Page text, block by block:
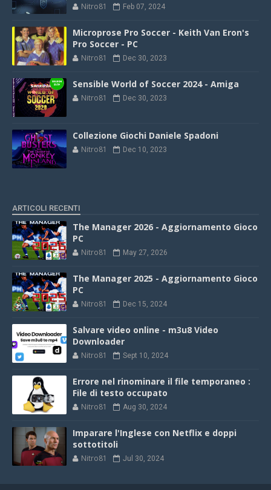
Nitro81 Feb 07, 2024
Microprose Pro Soccer - Keith Van Eron's
Pro Soccer - PC
Nitro81 Dec 30, 2023
Sensible World of Soccer 2024 - Amiga
Nitro81 Dec 30, 2023
Collezione Giochi Daniele Spadoni
Nitro81 Dec 10, 2023
ARTICOLI RECENTI
The Manager 2026 - Aggiornamento Gioco
PC
Nitro81 May 27, 2026
The Manager 2025 - Aggiornamento Gioco
PC
Nitro81 Dec 15, 2024
Salvare video online - m3u8 Video
Downloader
Nitro81 Sept 10, 2024
Errore nel rinominare il file temporaneo :
File di testo occupato
Nitro81 Aug 30, 2024
Imparare l'Inglese con Netflix e doppi
sottotitoli
Nitro81 Jul 30, 2024